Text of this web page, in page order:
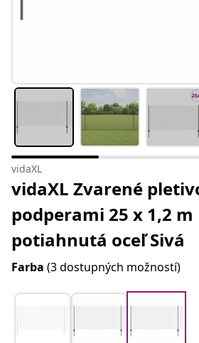
vidaXL
vidaXL Zvarené
podperami 25 x 1,2 m
potiahnutá oceľ Sivá
Farba (3 dostupných možností)